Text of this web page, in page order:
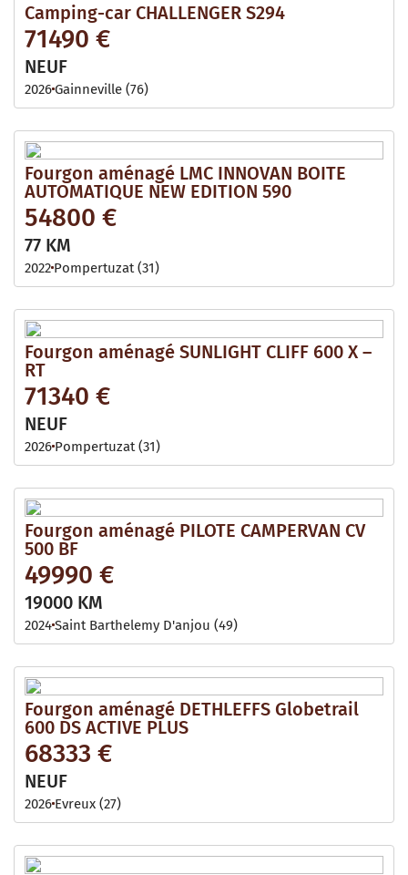
Camping-car CHALLENGER S294
71490 €
NEUF
2026Gainneville (76)
Fourgon aménagé LMC INNOVAN BOITE
AUTOMATIQUE NEW EDITION 590
54800 €
77 KM
2022 Pompertuzat (31)
Fourgon aménagé SUNLIGHT CLIFF 600 X –
RT
71340 €
NEUF
2026 Pompertuzat (31)
Fourgon aménagé PILOTE CAMPERVAN CV
500 BF
49990 €
19000 KM
2024Saint Barthelemy D'anjou (49)
Fourgon aménagé DETHLEFFS Globetrail
600 DS ACTIVE PLUS
68333 €
NEUF
2026 Evreux (27)